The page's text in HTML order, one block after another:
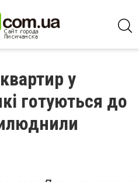
у
готуються до